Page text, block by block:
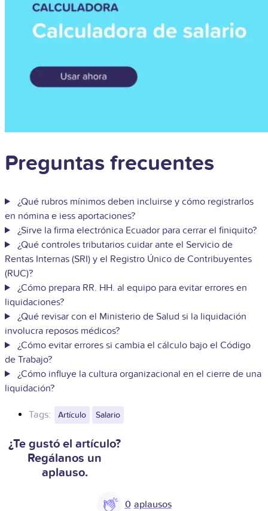
Preguntas frecuentes
¿Qué rubros mínimos deben incluirse y cómo registrarlos
en nómina e iess aportaciones?
¿Sirve la firma electrónica Ecuador para cerrar el finiquito?
¿Qué controles tributarios cuidar ante el Servicio de
Rentas Internas (SRI) y el Registro Único de Contribuyentes
(RUC)?
¿Cómo prepara RR. HH. al equipo para evitar errores en
liquidaciones?
¿Qué revisar con el Ministerio de Salud si la liquidación
involucra reposos médicos?
¿Cómo evitar errores si cambia el cálculo bajo el Código
de Trabajo?
¿Cómo influye la cultura organizacional en el cierre de una
liquidación?
Tags: Artículo Salario
¿Te gustó el artículo?
Regálanos un
aplauso.
0